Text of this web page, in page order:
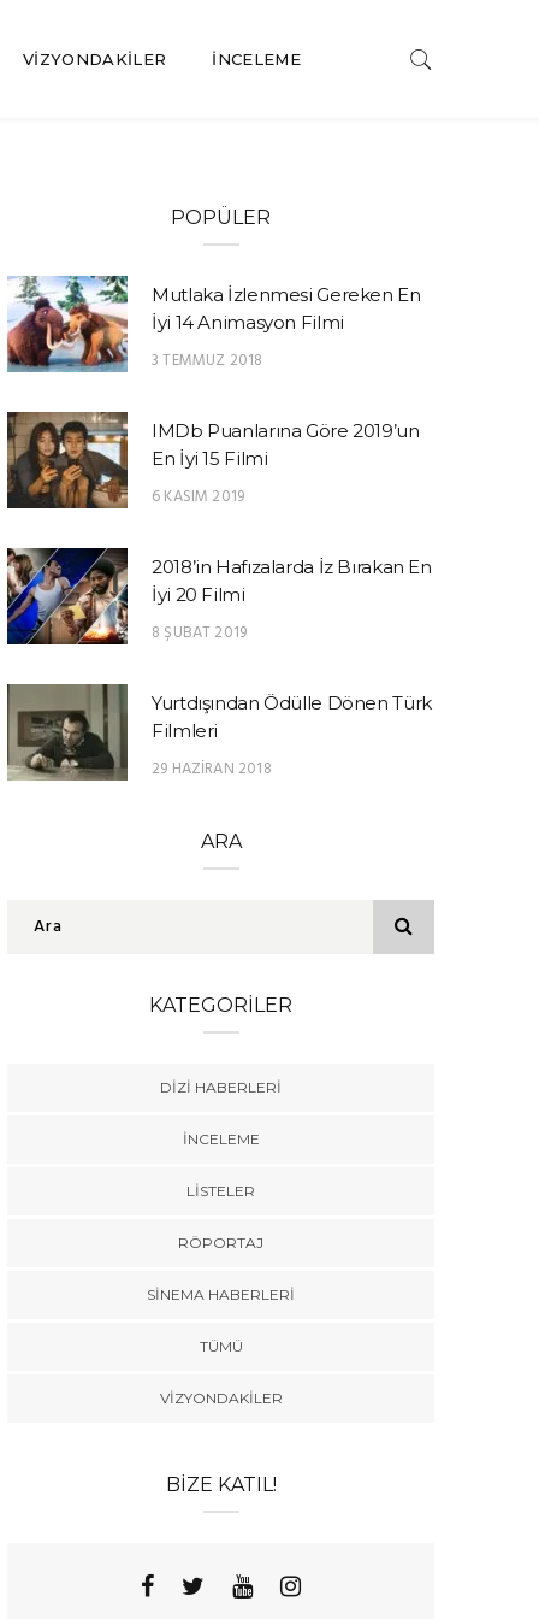
VIZYONDAKILER İNCELEME
POPÜLER
Mutlaka İzlenmesi Gereken En
İyi 14 Animasyon Filmi
3 TEMMUZ 2018
IMDb Puanlarına Göre 2019’un
En İyi 15 Filmi
6 KASIM 2019
2018’in Hafızalarda İz Bırakan En
İyi 20 Filmi
8 ŞUBAT 2019
Yurtdışından Ödülle Dönen Türk
Filmleri
29 HAZIRAN 2018
ARA
KATEGORILER
DIZI HABERLERI
İNCELEME
LISTELER
RÖPORTAJ
SINEMA HABERLERI
TÜMÜ
VIZYONDAKILER
BIZE KATIL!